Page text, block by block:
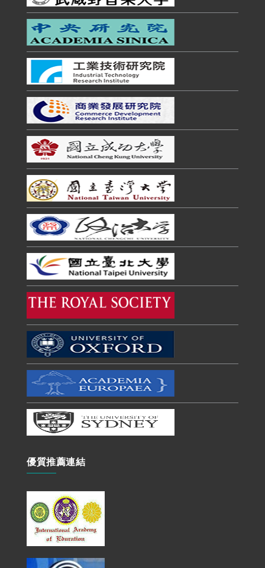
優質推薦連結